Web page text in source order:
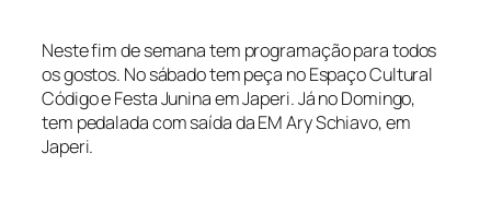
Neste fim de semana tem programação para todos
os gostos. No sábado tem peça no Espaço Cultural
Código e Festa Junina em Japeri. Já no Domingo,
tem pedalada com saída da EM Ary Schiavo, em
Japeri.